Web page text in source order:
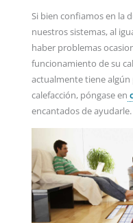
Si bien confiamos en la
nuestros sistemas, al
haber problemas
funcionamiento de su
actualmente tiene
calefacción, póngase en
encantados de ayudarle.